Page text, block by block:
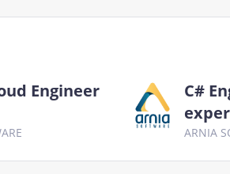
Engineer
C#
ARNIA